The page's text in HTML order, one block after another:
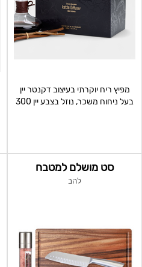
מפיץ ריח יוקרתי בעיצוב דקנטר יין
בעל ניחוח משכר, נוזל בצבע יין 300
סט מושלם למטבח
להב